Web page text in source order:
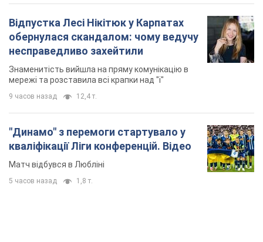
Відпустка Лесі Нікітюк у Карпатах
обернулася скандалом: чому ведучу
несправедливо захейтили
Знаменитість вийшла на пряму комунікацію в
мережі та розставила всі крапки над "і"
9 часов назад 12,4 т.
"Динамо" з перемоги стартувало у
кваліфікації Ліги конференцій. Відео
Матч відбувся в Любліні
5 часов назад 1,8 т.